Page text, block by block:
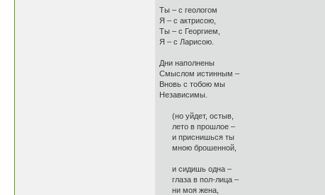
Ты – с геологом
Я – с актрисою,
Ты – с Георгием,
Я – с Ларисою.
Дни наполнены
Смыслом истинным –
Вновь с тобою мы
Независимы.
(но уйдет, остыв,
лето в прошлое –
и приснишься ты
мною брошенной,
и сидишь одна –
глаза в пол-лица –
ни моя жена,